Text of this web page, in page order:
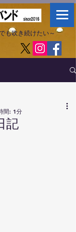
も吹き続けたい～​
記
間: 1分